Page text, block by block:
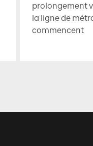
prolongement
la ligne de
commencent